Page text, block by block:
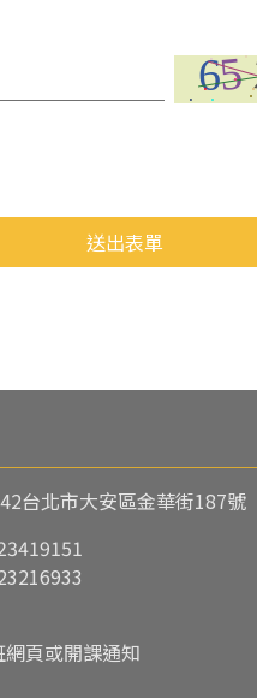
送出表單
台北市大安區金華街187號
頁或開課通知